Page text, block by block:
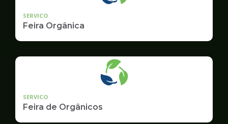
SERVICO
Feira Orgânica
SERVICO
Feira de Orgânicos